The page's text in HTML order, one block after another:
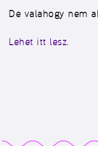
De valahogy nem
Lehet itt lesz.